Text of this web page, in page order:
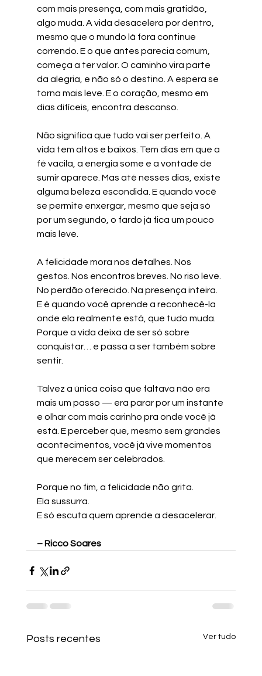
com mais presença, com mais gratidão,
algo muda. A vida desacelera por dentro,
mesmo que o mundo lá fora continue
correndo. E o que antes parecia comum,
começa a ter valor. O caminho vira parte
da alegria, e não só o destino. A espera se
torna mais leve. E o coração, mesmo em
dias difíceis, encontra descanso.
Não significa que tudo vai ser perfeito. A
vida tem altos e baixos. Tem dias em que a
fé vacila, a energia some e a vontade de
sumir aparece. Mas até nesses dias, existe
alguma beleza escondida. E quando você
se permite enxergar, mesmo que seja só
por um segundo, o fardo já fica um pouco
mais leve.
A felicidade mora nos detalhes. Nos
gestos. Nos encontros breves. No riso leve.
No perdão oferecido. Na presença inteira.
E é quando você aprende a reconhecê-la
onde ela realmente está, que tudo muda.
Porque a vida deixa de ser só sobre
conquistar… e passa a ser também sobre
sentir.
Talvez a única coisa que faltava não era
mais um passo — era parar por um instante
e olhar com mais carinho pra onde você já
está. E perceber que, mesmo sem grandes
acontecimentos, você já vive momentos
que merecem ser celebrados.
Porque no fim, a felicidade não grita.
Ela sussurra.
E só escuta quem aprende a desacelerar.
– Ricco Soares
Posts recentes Ver tudo